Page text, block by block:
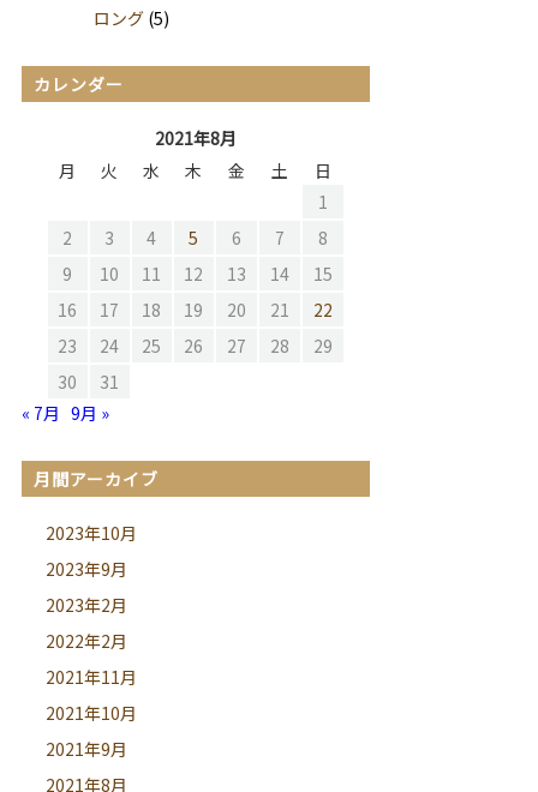
ロング(5)
カレンダー
2021年8月
月
火 水 木 金 土
日
1
2
3 4 5 6 7
8
9
10 11 12 13 14
15
16
17 18 19 20 21
22
23
24 25 26 27 28
29
30
31
« 7月 9月 »
月間アーカイブ
2023年10月
2023年9月
2023年2月
2022年2月
2021年11月
2021年10月
2021年9月
2021年8月